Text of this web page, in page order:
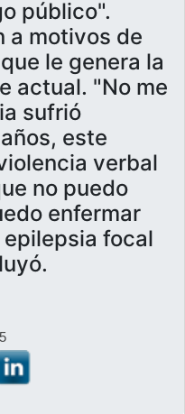
público".
a motivos de
le genera la
actual. "No me
sufrió
este
verbal
no puedo
enfermar
epilepsia focal